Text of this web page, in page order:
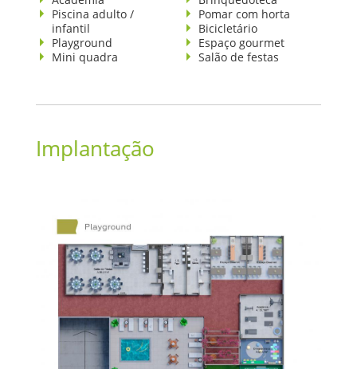
Piscina adulto /
infantil
Playground
Mini quadra
Pomar com horta
Bicicletário
Espaço gourmet
Salão de festas
Implantação